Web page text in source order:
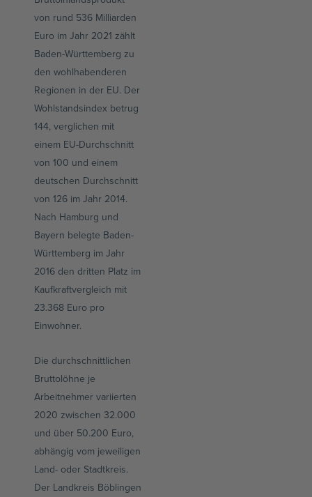
von rund 536 Milliarden
Euro im Jahr 2021 zählt
Baden-Württemberg zu
den wohlhabenderen
Regionen in der EU. Der
Wohlstandsindex betrug
144, verglichen mit
einem EU-Durchschnitt
von 100 und einem
deutschen Durchschnitt
von 126 im Jahr 2014.
Nach Hamburg und
Bayern belegte Baden-
Württemberg im Jahr
2016 den dritten Platz im
Kaufkraftvergleich mit
23.368 Euro pro
Einwohner.
Die durchschnittlichen
Bruttolöhne je
Arbeitnehmer variierten
2020 zwischen 32.000
und über 50.200 Euro,
abhängig vom jeweiligen
Land- oder Stadtkreis.
Der Landkreis Böblingen